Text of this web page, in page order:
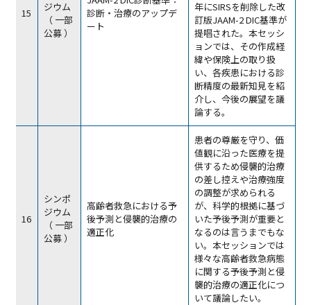
15
ジウム
（ 一部
公募 ）
診断・治療のアップデ
ート
年にSIRSを削除した改
訂版JAAM-2 DIC基準が
提唱された。本セッシ
ョンでは、その作成経
緯や保険上の取り扱
い、各疾患における診
断精度の最新知見を紹
介し、今後の展望を議
論する。
16
シンポ
ジウム
（ 一部
公募 ）
高齢者救急における予
後予測と侵襲的治療の
適正化
患者の尊厳を守り、価
値観に沿った医療を提
供するため侵襲的治療
の差し控えや治療強度
の調整が求められる
が、科学的根拠に基づ
いた予後予測が重要と
なるのは言うまでもな
い。本セッションでは
様々な高齢者救急病態
に関する予後予測と侵
襲的治療の適正化につ
いて議論したい。